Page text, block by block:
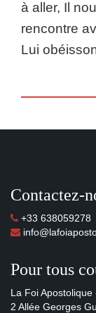
à aller, Il
rencontre
Lui
Contactez-
+33 638059278
Pour tous
La Foi
2 Allée Georges